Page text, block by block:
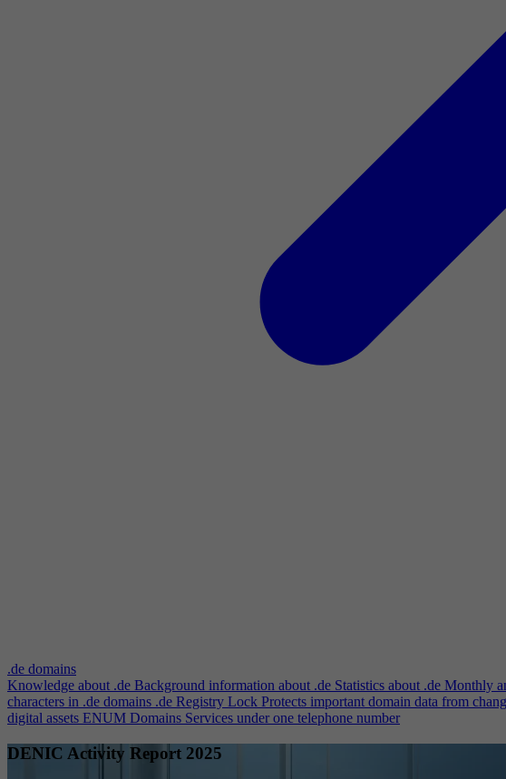
.de domains
Knowledge about .de Background information about .de Statistics about .de Monthly
characters in .de domains .de Registry Lock Protects important domain data from
digital assets ENUM Domains Services under one telephone number
DENIC Activity Report 2025